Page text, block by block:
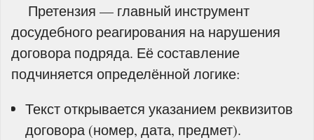
Претензия — главный инструмент
досудебного реагирования на нарушения
договора подряда. Её составление
подчиняется определённой логике:
Текст открывается указанием реквизитов
договора (номер, дата, предмет).